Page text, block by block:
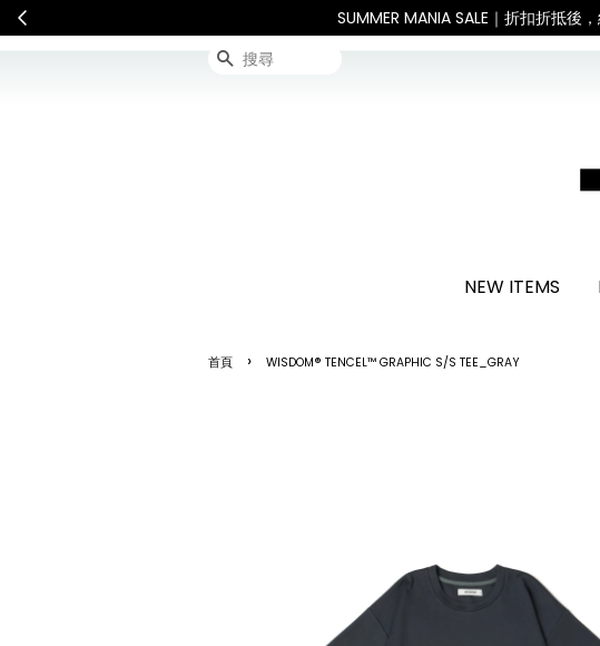
連假期間宅配服務將暫停配送。 如遇假日、天
搜尋
NEW ITEMS
首頁 › WISDOM® TENCEL™ GRAPHIC S/S TEE_GRAY